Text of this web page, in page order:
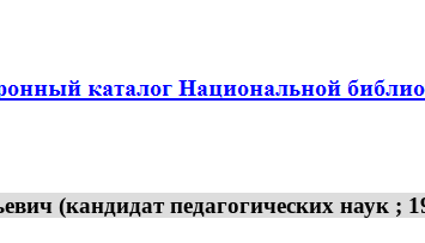
(кандидат педагогических наук ;